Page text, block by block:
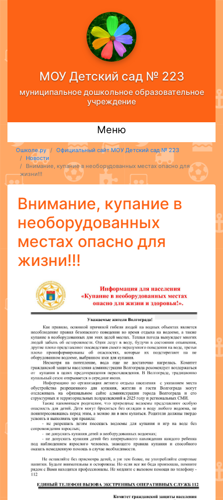
МОУ Детский сад № 223
муниципальное дошкольное образовательное
учреждение
Меню
Ошколе.ру
Официальный сайт МОУ Детский сад № 223
Новости
Внимание, купание в необорудованных местах опасно для
жизни!!!
Внимание, купание в
необорудованных
местах опасно для
жизни!!!